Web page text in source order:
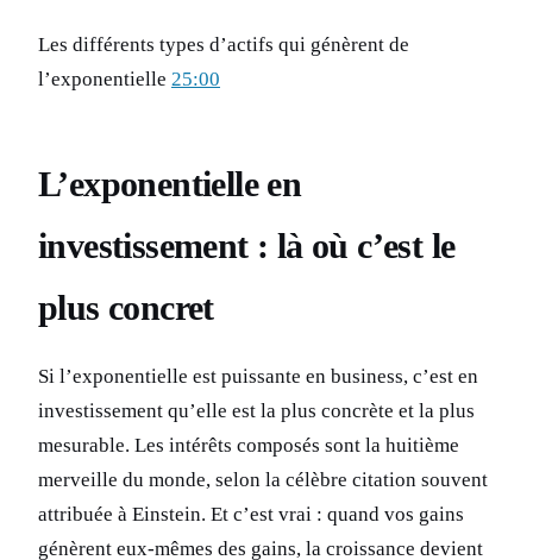
Les différents types d’actifs qui génèrent de
l’exponentielle 25:00
L’exponentielle en
investissement : là où c’est le
plus concret
Si l’exponentielle est puissante en business, c’est en
investissement qu’elle est la plus concrète et la plus
mesurable. Les intérêts composés sont la huitième
merveille du monde, selon la célèbre citation souvent
attribuée à Einstein. Et c’est vrai : quand vos gains
génèrent eux-mêmes des gains, la croissance devient